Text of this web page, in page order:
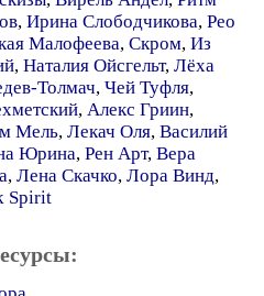
, Ирина Слободчикова, Рео
Малофеева, Скром, Из
, Наталия Ойсгельт, Лёха
Толмач, Чей Туфля,
, Алекс Гриин,
Мель, Лекач Оля, Василий
Юрина, Рен Арт, Вера
, Лена Скачко, Лора Винд,
Spirit